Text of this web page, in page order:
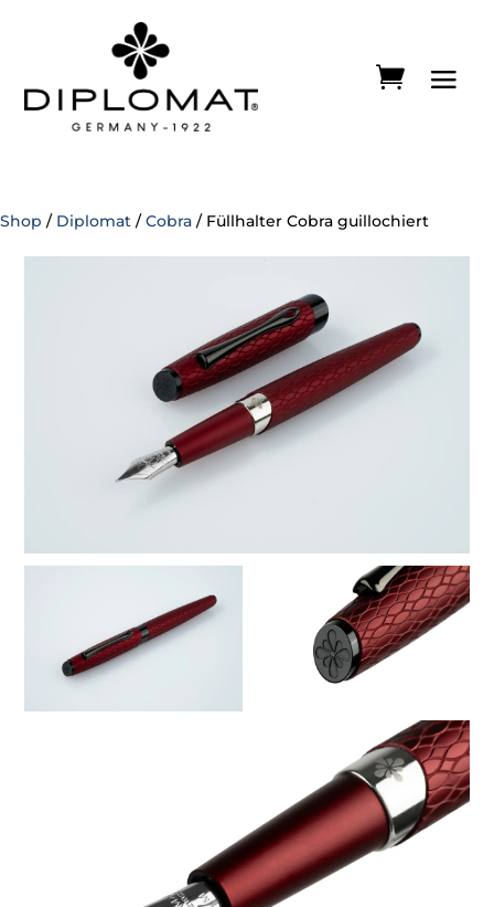
Shop / Diplomat / Cobra / Füllhalter Cobra guillochiert